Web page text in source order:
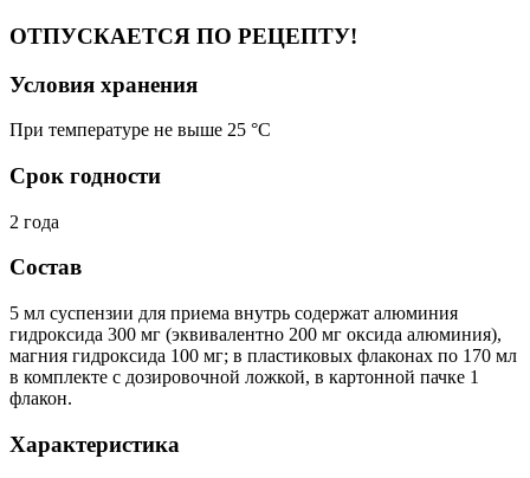
ОТПУСКАЕТСЯ ПО РЕЦЕПТУ!
Условия хранения
При температуре не выше 25 °C
Срок годности
2 года
Состав
5 мл суспензии для приема внутрь содержат алюминия
гидроксида 300 мг (эквивалентно 200 мг оксида алюминия),
магния гидроксида 100 мг; в пластиковых флаконах по 170 мл
в комплекте с дозировочной ложкой, в картонной пачке 1
флакон.
Характеристика